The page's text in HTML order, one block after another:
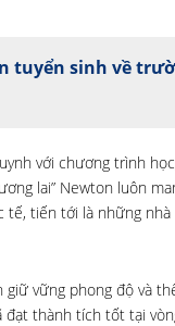
tuyển sinh về
với chương trình
lai” Newton luôn
tiến tới là những nhà
vững phong độ và
thành tích tốt tại